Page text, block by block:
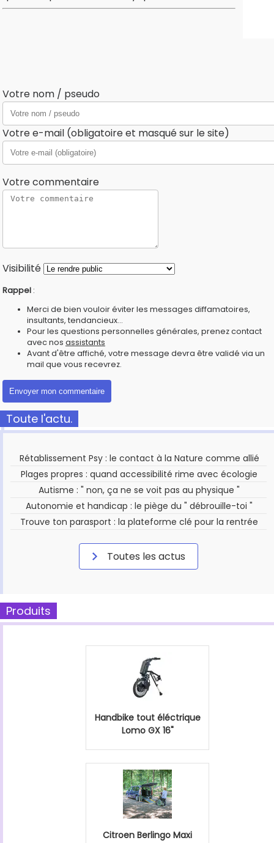
Votre nom / pseudo
Votre e-mail (obligatoire et masqué sur le site)
Votre commentaire
Visibilité
Rappel :
Merci de bien vouloir éviter les messages diffamatoires,
insultants, tendancieux...
Pour les questions personnelles générales, prenez contact
avec nos assistants
Avant d'être affiché, votre message devra être validé via un
mail que vous recevrez.
Toute l'actu.
Rétablissement Psy : le contact à la Nature comme allié
Plages propres : quand accessibilité rime avec écologie
Autisme : " non, ça ne se voit pas au physique "
Autonomie et handicap : le piège du " débrouille-toi "
Trouve ton parasport : la plateforme clé pour la rentrée
Toutes les actus
Produits
Handbike tout éléctrique
Lomo GX 16"
Citroen Berlingo Maxi